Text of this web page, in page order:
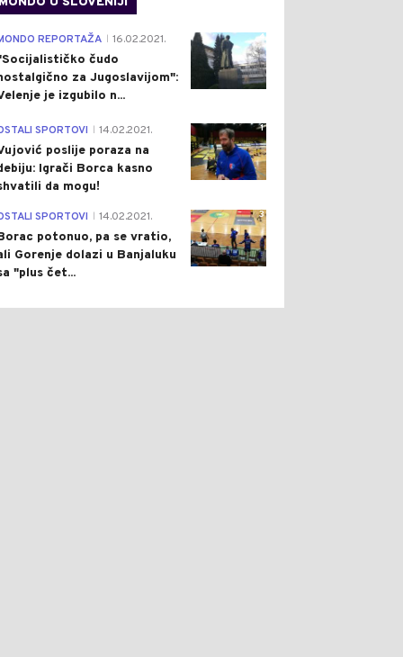
4
REPORTAŽA 16.02.2021.
čudo
za Jugoslavijom":
je izgubilo n...
1
SPORTOVI 14.02.2021.
poslije poraza na
Igrači Borca kasno
da mogu!
3
SPORTOVI 14.02.2021.
potonuo, pa se vratio,
Gorenje dolazi u Banjaluku
"plus čet...